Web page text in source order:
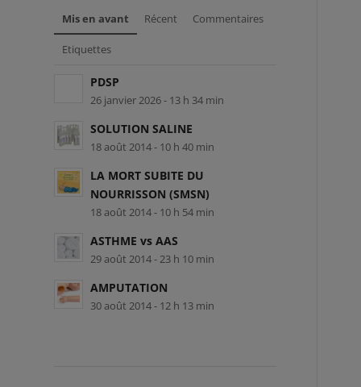
Mis en avant Récent Commentaires
Etiquettes
PDSP
26 janvier 2026 - 13 h 34 min
SOLUTION SALINE
18 août 2014 - 10 h 40 min
LA MORT SUBITE DU
NOURRISSON (SMSN)
18 août 2014 - 10 h 54 min
ASTHME vs AAS
29 août 2014 - 23 h 10 min
AMPUTATION
30 août 2014 - 12 h 13 min